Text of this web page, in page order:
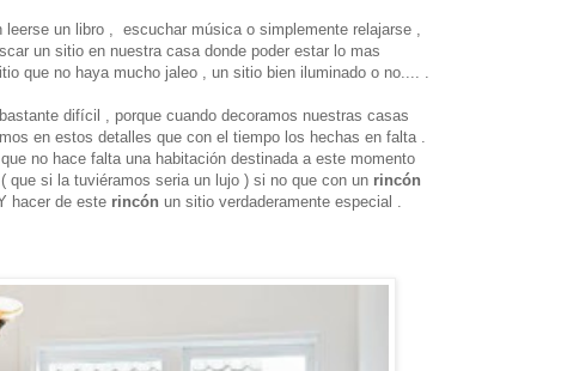
leerse un libro , escuchar música o simplemente relajarse ,
un sitio en nuestra casa donde poder estar lo mas
que no haya mucho jaleo , un sitio bien iluminado o no.... .
difícil , porque cuando decoramos nuestras casas
en estos detalles que con el tiempo los hechas en falta .
no hace falta una habitación destinada a este momento
que si la tuviéramos seria un lujo ) si no que con un rincón
hacer de este rincón un sitio verdaderamente especial .